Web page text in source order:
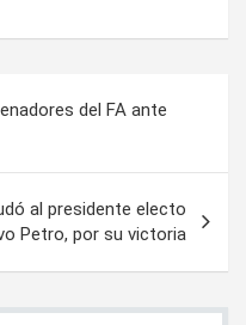
del FA ante
al presidente electo
Petro, por su victoria